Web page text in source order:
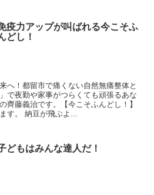
疫力アップが叫ばれる今こそふ
どし！
へ！都留市で痛くない自然無痛整体と
で夜勤や家事がつらくても頑張るあな
齊藤義治です。【今こそふんどし！】
す。 納豆が飛ぶよ...
どもはみんな達人だ！